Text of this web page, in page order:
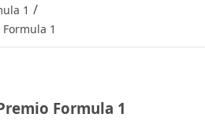
1 /
1
Formula 1